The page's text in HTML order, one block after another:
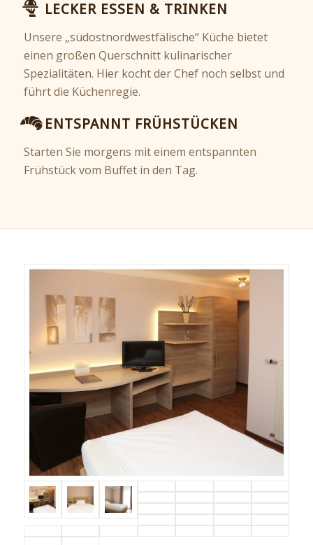
LECKER ESSEN & TRINKEN
Unsere „südostnordwestfälische“ Küche bietet
einen großen Querschnitt kulinarischer
Spezialitäten. Hier kocht der Chef noch selbst und
führt die Küchenregie.
ENTSPANNT FRÜHSTÜCKEN
Starten Sie morgens mit einem entspannten
Frühstück vom Buffet in den Tag.